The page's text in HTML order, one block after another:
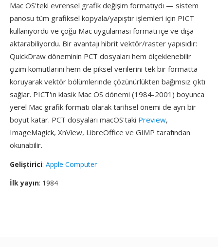
Mac OS'teki evrensel grafik değişim formatıydı — sistem
panosu tüm grafiksel kopyala/yapıştır işlemleri için PICT
kullanıyordu ve çoğu Mac uygulaması formatı içe ve dışa
aktarabiliyordu. Bir avantajı hibrit vektör/raster yapısıdır:
QuickDraw döneminin PCT dosyaları hem ölçeklenebilir
çizim komutlarını hem de piksel verilerini tek bir formatta
koruyarak vektör bölümlerinde çözünürlükten bağımsız çıktı
sağlar. PICT'ın klasik Mac OS dönemi (1984-2001) boyunca
yerel Mac grafik formatı olarak tarihsel önemi de ayrı bir
boyut katar. PCT dosyaları macOS'taki Preview,
ImageMagick, XnView, LibreOffice ve GIMP tarafından
okunabilir.
Geliştirici: Apple Computer
İlk yayın: 1984